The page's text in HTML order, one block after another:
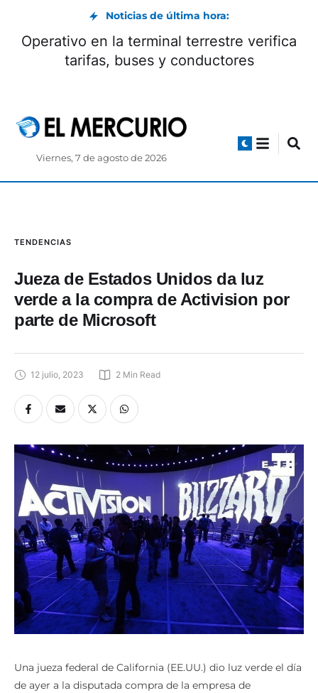
Noticias de última hora:
Operativo en la terminal terrestre verifica
tarifas, buses y conductores
Viernes, 7 de agosto de 2026
TENDENCIAS
Jueza de Estados Unidos da luz
verde a la compra de Activision por
parte de Microsoft
12 julio, 2023 2 Min Read
Una jueza federal de California (EE.UU.) dio luz verde el día
de ayer a la disputada compra de la empresa de